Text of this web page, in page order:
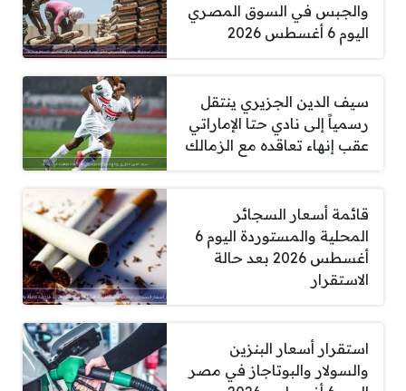
والجبس في السوق المصري
اليوم 6 أغسطس 2026
سيف الدين الجزيري ينتقل
رسمياً إلى نادي حتا الإماراتي
عقب إنهاء تعاقده مع الزمالك
قائمة أسعار السجائر
المحلية والمستوردة اليوم 6
أغسطس 2026 بعد حالة
الاستقرار
استقرار أسعار البنزين
والسولار والبوتاجاز في مصر